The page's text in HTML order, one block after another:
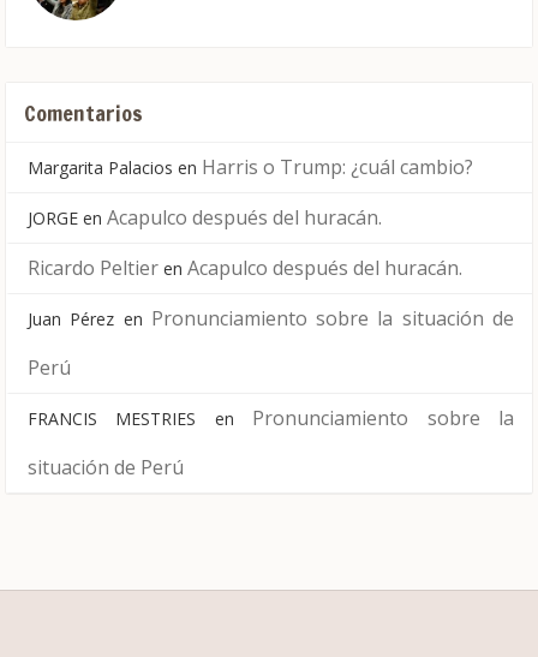
Comentarios
Margarita Palacios en Harris o Trump: ¿cuál cambio?
JORGE en Acapulco después del huracán.
Ricardo Peltier en Acapulco después del huracán.
Juan Pérez en Pronunciamiento sobre la situación de
Perú
FRANCIS MESTRIES en Pronunciamiento sobre la
situación de Perú